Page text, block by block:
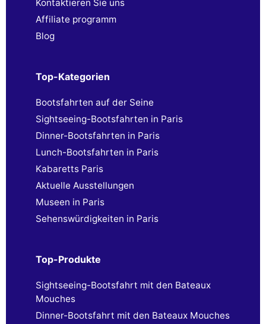
Kontaktieren Sie uns
Affiliate programm
Blog
Top-Kategorien
Bootsfahrten auf der Seine
Sightseeing-Bootsfahrten in Paris
Dinner-Bootsfahrten in Paris
Lunch-Bootsfahrten in Paris
Kabaretts Paris
Aktuelle Ausstellungen
Museen in Paris
Sehenswürdigkeiten in Paris
Top-Produkte
Sightseeing-Bootsfahrt mit den Bateaux
Mouches
Dinner-Bootsfahrt mit den Bateaux Mouches